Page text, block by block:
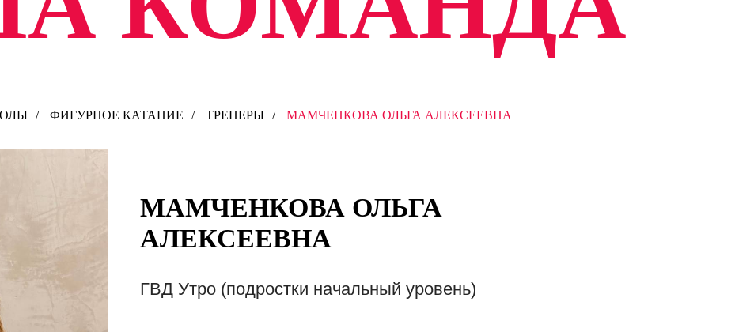
/ ФИГУРНОЕ КАТАНИЕ / ТРЕНЕРЫ / МАМЧЕНКОВА ОЛЬГА АЛЕКСЕЕВНА
МАМЧЕНКОВА ОЛЬГА
АЛЕКСЕЕВНА
ГВД Утро (подростки начальный уровень)